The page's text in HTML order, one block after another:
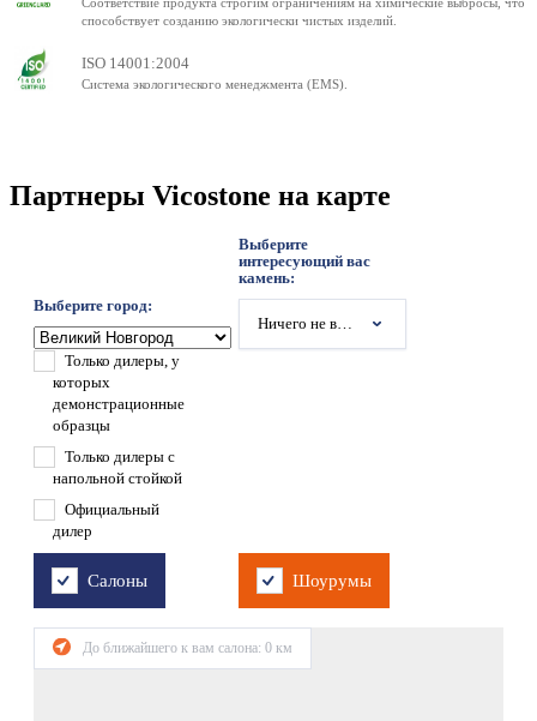
способствует созданию экологически чистых изделий.
ISO 14001:2004
Система экологического менеджмента (EMS).
Партнеры Vicostone на карте
Выберите город:
Выберите
интересующий вас
камень:
Ничего не выбрано
Только дилеры, у
которых
демонстрационные
образцы
Только дилеры с
напольной стойкой
Официальный
дилер
Салоны Шоурумы
До ближайшего к вам салона: 0 км